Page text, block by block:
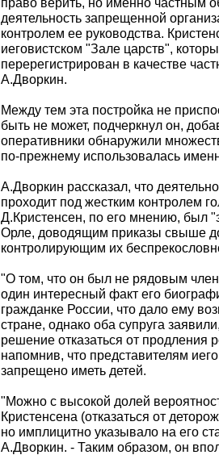
право верить, но именно частным
деятельность запрещенной
контролем ее руководства.
иеговистском "Зале царств",
перерегистрирован в качестве
А.Дворкин.
Между тем эта постройка не
быть не может, подчеркнул он,
оперативники обнаружили
по-прежнему использовалась
А.Дворкин рассказал, что
проходит под жестким контролем
Д.Кристенсен, по его мнению, был
Орле, доводящим приказы свыше
контролирующим их
"О том, что он был не рядовым
один интересный факт его
гражданке России, что дало ему
стране, однако оба супруга
решение отказаться от продления
напомнив, что представителям
запрещено иметь детей.
"Можно с высокой долей
Кристенсена (отказаться от
но имплицитно указывало на его
А.Дворкин. - Таким образом, он